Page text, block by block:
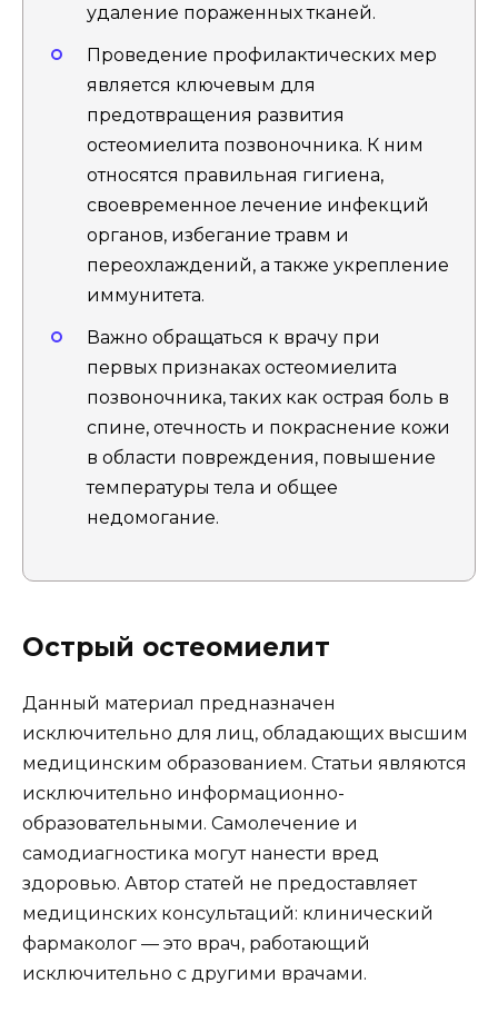
удаление пораженных тканей.
Проведение профилактических мер
является ключевым для
предотвращения развития
остеомиелита позвоночника. К ним
относятся правильная гигиена,
своевременное лечение инфекций
органов, избегание травм и
переохлаждений, а также укрепление
иммунитета.
Важно обращаться к врачу при
первых признаках остеомиелита
позвоночника, таких как острая боль в
спине, отечность и покраснение кожи
в области повреждения, повышение
температуры тела и общее
недомогание.
Острый остеомиелит
Данный материал предназначен
исключительно для лиц, обладающих высшим
медицинским образованием. Статьи являются
исключительно информационно-
образовательными. Самолечение и
самодиагностика могут нанести вред
здоровью. Автор статей не предоставляет
медицинских консультаций: клинический
фармаколог — это врач, работающий
исключительно с другими врачами.